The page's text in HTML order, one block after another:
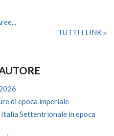
TUTTI I LINK
di epoca imperiale
Settentrionale in epoca